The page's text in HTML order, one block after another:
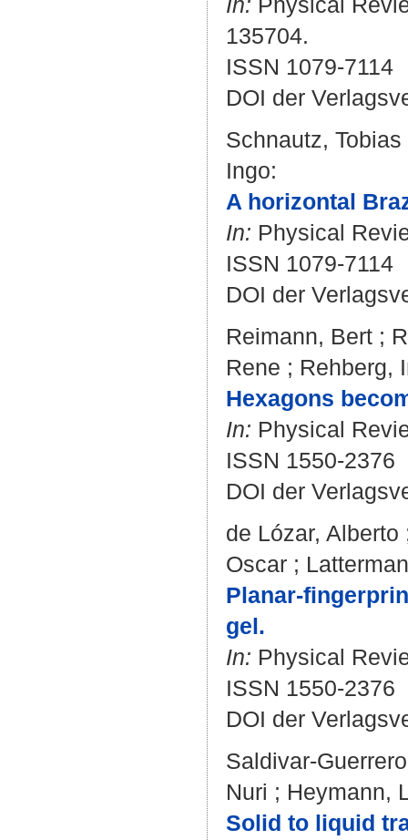
135704.
ISSN 1079-7114
DOI der
Schnautz, Tobias
Ingo:
A horizontal
In: Physical
ISSN 1079-7114
DOI der
Reimann, Bert ;
Rene ; Rehberg,
Hexagons
In: Physical
ISSN 1550-2376
DOI der
de Lózar, Alberto
Oscar ;
Planar-
gel.
In: Physical
ISSN 1550-2376
DOI der
Saldivar-
Nuri ; Heymann,
Solid to liquid